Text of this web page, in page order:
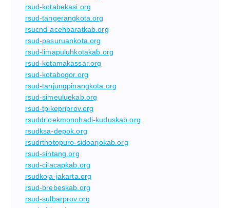
rsud-kotabekasi.org
rsud-tangerangkota.org
rsucnd-acehbaratkab.org
rsud-pasuruankota.org
rsud-limapuluhkotakab.org
rsud-kotamakassar.org
rsud-kotabogor.org
rsud-tanjungpinangkota.org
rsud-simeuluekab.org
rsud-tpikepriprov.org
rsuddrloekmonohadi-kuduskab.org
rsudksa-depok.org
rsudrtnotopuro-sidoarjokab.org
rsud-sintang.org
rsud-cilacapkab.org
rsudkoja-jakarta.org
rsud-brebeskab.org
rsud-sulbarprov.org